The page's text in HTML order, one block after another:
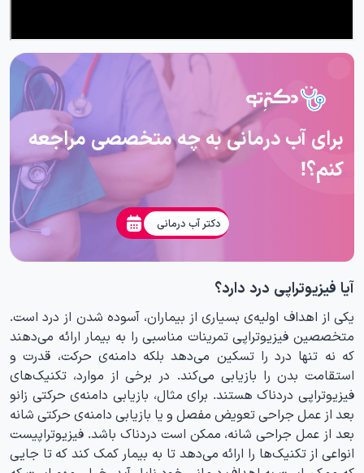
برای آب درمانی به چه متخصصی مراجعه
کنم؟!
دکتر آب درمانی
آیا فیزیوتراپی درد دارد؟
یکی از اهداف اولیه‌ی بسیاری از بیماران، آسوده شدن از درد است.
متخصصین فیزیوتراپی تمرینات مناسبی را به بیمار ارائه می‌دهند
که نه تنها درد را تسکین می‌دهد بلکه دامنه‌ی حرکت، قدرت و
استقامت بدن را بازیابی می‌کند. در برخی از موارد، تکنیک‌های
فیزیوتراپی دردناک هستند. برای مثال، بازیابی دامنه‌‌ی حرکتی زانو
بعد از عمل جراحی تعویض مفصل و یا بازیابی دامنه‌ی حرکتی شانه
بعد از عمل جراحی شانه، ممکن است دردناک باشد. فیزیوتراپیست
انواعی از تکنیک‌ها را ارائه می‌دهد تا به بیمار کمک کند که تا جایی